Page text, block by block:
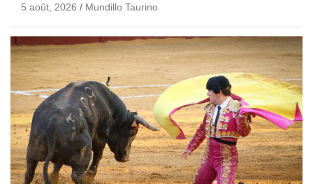
5 août, 2026 Mundillo Taurino